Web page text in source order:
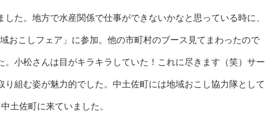
た。地方で水産関係で仕事ができないかなと思っている時に、
おこしフェア」に参加。他の市町村のブース見てまわったので
小松さんは目がキラキラしていた！これに尽きます（笑）サー
組む姿が魅力的でした。中土佐町には地域おこし協力隊として
土佐町に来ていました。